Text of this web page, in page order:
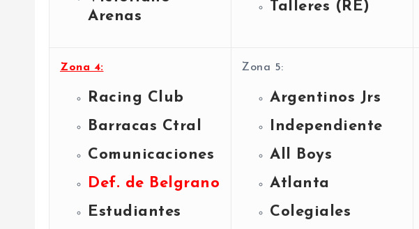
Arenas
Talleres (RE)
Zona 4:
Racing Club
Barracas Ctral
Comunicaciones
Def. de Belgrano
Estudiantes
Zona 5:
Argentinos Jrs
Independiente
All Boys
Atlanta
Colegiales